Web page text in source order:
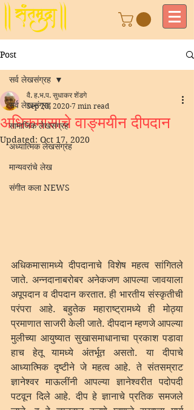
Post
सर्व लेखसंग्रह
सामाजिक लेखसंग्रह
अध्यात्मिक लेखसंग्रह
मान्यवरांचे लेख
संगीत कला NEWS
सर्व लेखसंग्रह
अधिकमासाचे वाङ्मयीन दीपदान
वै. ह.भ.प. सुधाकर शेंडगे
Sep 28, 2020 7 min read
Updated: Oct 17, 2020
अधिकमासामध्ये दीपदानाचे विशेष महत्व सांगितले
जाते. अन्नदानाबरोबर अनेकजण आपल्या जावयाला
अपूपदान व दीपदान करतात. ही भारतीय संस्कृतीची
परंपरा आहे. बहुतेक महाराष्ट्रामध्ये ही मोठ्या
प्रमाणात साजरी केली जाते. दीपदान म्हणजे आपल्या
मुलीच्या आयुष्यात सुखासमाधानाचा प्रकाश पडावा
हाच हेतू यामध्ये अंतर्भूत असतो. या दीपाचे
आध्यात्मिक दृष्टीने जे महत्व आहे. ते संतसम्राट
ज्ञानेश्वर माऊलींनी आपल्या ज्ञानेश्वरीत पदोपदी
पटवून दिले आहे. दीप हे ज्ञानाचे प्रतिक समजले